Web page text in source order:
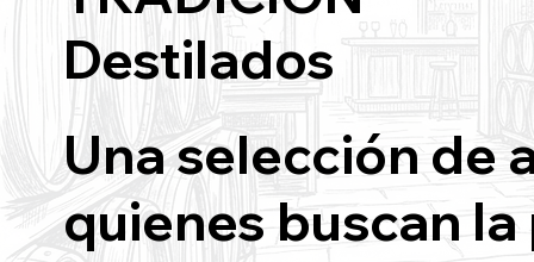
Destilados
Una selección de
quienes buscan